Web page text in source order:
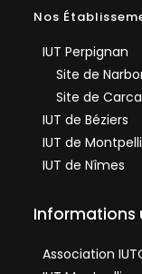
Nos
IUT Perpignan
Site de
Site de
IUT de Béziers
IUT de
IUT de Nîmes
Informations
Association